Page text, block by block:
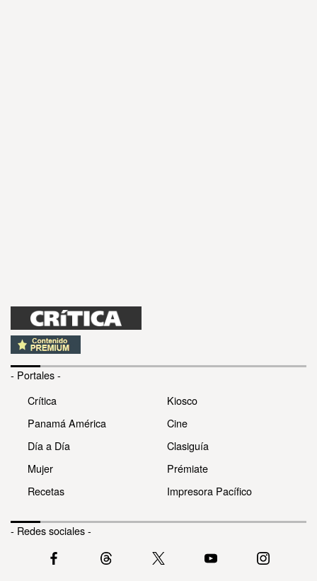
- Portales -
Crítica
Panamá América
Día a Día
Mujer
Recetas
Kiosco
Cine
Clasiguía
Prémiate
Impresora Pacífico
- Redes sociales -